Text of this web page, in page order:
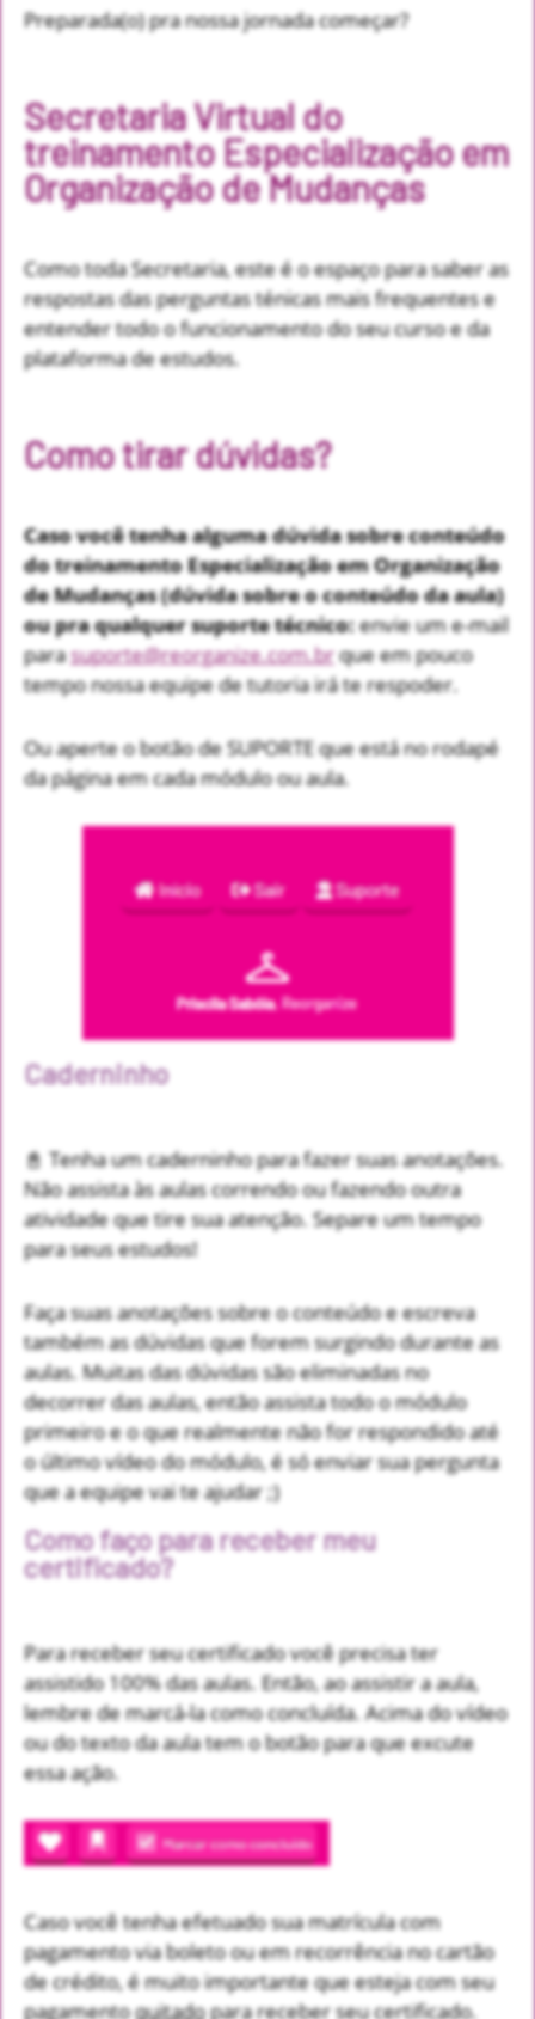
Preparada(o) pra nossa jornada começar?
Secretaria Virtual do
treinamento Especialização em
Organização de Mudanças
Como toda Secretaria, este é o espaço para saber as
respostas das perguntas ténicas mais frequentes e
entender todo o funcionamento do seu curso e da
plataforma de estudos.
Como tirar dúvidas?
Caso você tenha alguma dúvida sobre conteúdo
do treinamento Especialização em Organização
de Mudanças (dúvida sobre o conteúdo da aula)
ou pra qualquer suporte técnico:envie um e-mail
parasuporte@reorganize.com.brque em pouco
tempo nossa equipe de tutoria irá te respoder.
Ou aperte o botão de SUPORTE que está no rodapé
da página em cada módulo ou aula.
Caderninho
📓 Tenha um caderninho para fazer suas anotações.
Não assista às aulas correndo ou fazendo outra
atividade que tire sua atenção. Separe um tempo
para seus estudos!
Faça suas anotações sobre o conteúdo e escreva
também as dúvidas que forem surgindo durante as
aulas. Muitas das dúvidas são eliminadas no
decorrer das aulas, então assista todo o módulo
primeiro e o que realmente não for respondido até
o último vídeo do módulo, é só enviar sua pergunta
que a equipe vai te ajudar ;)
Como faço para receber meu
certificado?
Para receber seu certificado você precisa ter
assistido 100% das aulas. Então, ao assistir a aula,
lembre de marcá-la como concluída. Acima do vídeo
ou do texto da aula tem o botão para que excute
essa ação.
Caso você tenha efetuado sua matrícula com
pagamento via boleto ou em recorrência no cartão
de crédito, é muito importante que esteja com seu
pagamentoquitadopara receber seu certificado.